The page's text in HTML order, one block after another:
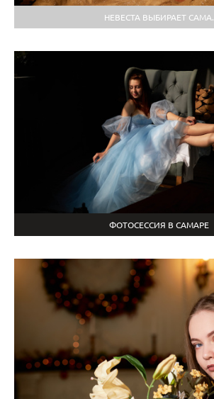
НЕВЕСТА ВЫБИРАЕТ САМА.
ФОТОСЕССИЯ В САМАРЕ